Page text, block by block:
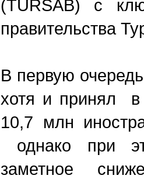
(TURSAB) с
правительства
В первую
хотя и принял
10,7 млн
однако при
заметное